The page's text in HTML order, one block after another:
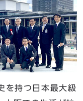
を持つ日本最大級